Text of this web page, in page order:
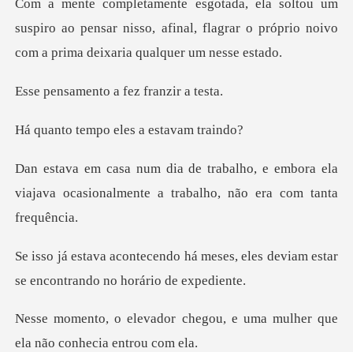
uspiro ao pensar nisso, afinal, flagrar o próprio n
to a fez fran
po eles a est
e embora ela
viajava ocasionalmente a
meses, eles deviam estar
se encon
egou, e uma mulher que
ela n